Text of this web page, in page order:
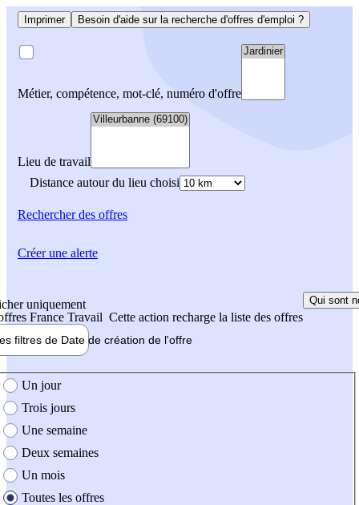
Imprimer Besoin d'aide sur la recherche d'offres d'emploi ?
Métier, compétence, mot-clé, numéro d'offre
Lieu de travail
Distance autour du lieu choisi
Rechercherdes offres
uniquement
France Travail Cette action recharge la liste des offres
Qui sont
filtres de Date de création de l'offre
création de l'offre
Un jour
Trois jours
Une semaine
Deux semaines
Un mois
Toutes les offres
Créer une alerte